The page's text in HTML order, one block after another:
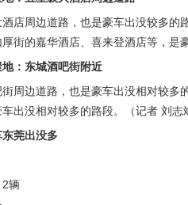
周边道路，也是豪车出没较多的
街的嘉华酒店、喜来登酒店等，是
：东城酒吧街附近
边道路，也是豪车出没相对较多
出没相对较多的路段。（记者 刘志
莞出没多
辆